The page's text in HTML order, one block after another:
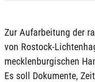
Zur Aufarbeitung der
von Rostock-
mecklenburgischen
Es soll Dokumente,